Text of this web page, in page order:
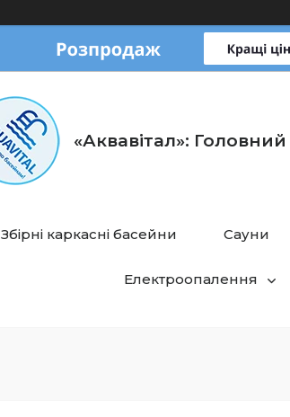
«Аквавітал»:
Збірні каркасні басейни Сауни
Електроопалення